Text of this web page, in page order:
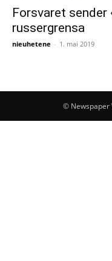
Forsvaret sender
russergrensa
nieuhetene - 1. mai 2019
© Newspaper